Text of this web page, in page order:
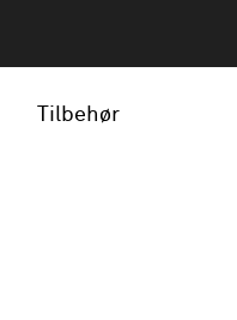
Tilbehør